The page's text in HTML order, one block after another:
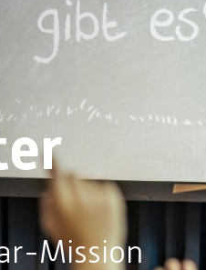
Mission